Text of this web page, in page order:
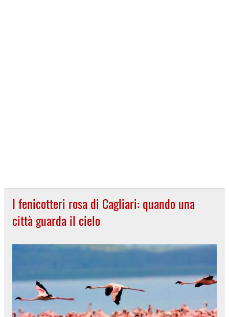
I fenicotteri rosa di Cagliari: quando una
città guarda il cielo